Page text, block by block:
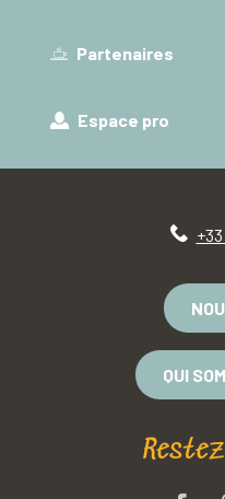
Partenaires
Espace pro
QUI